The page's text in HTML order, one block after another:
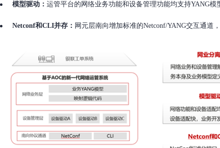
模型驱动： 运管平台的网络业务功能和设备管理功能均支持YANG
Netconf和CLI并存： 网元层南向增加标准的Netconf/YANG交互通道